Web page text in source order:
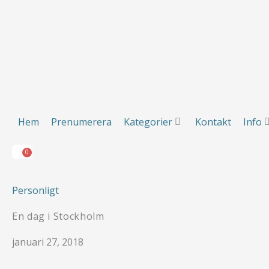
Hem Prenumerera Kategorier Kontakt Info
0
Varukorg
Personligt
En dag i Stockholm
januari 27, 2018